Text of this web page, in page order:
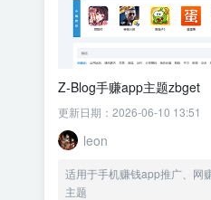
Z-Blog手赚app主题zbget
更新日期：2026-06-10 13:51
leon
适用于手机赚钱app推广、网
主题